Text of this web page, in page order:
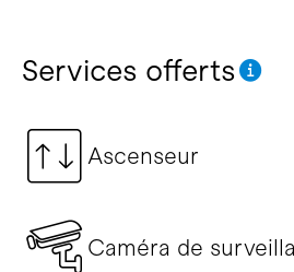
Services offerts
Ascenseur
Caméra de